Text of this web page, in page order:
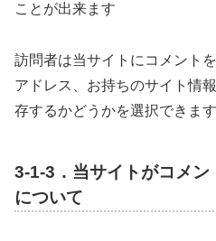
ことが出来ます
訪問者は当サイトにコメント
アドレス、お持ちのサイト情
存するかどうかを選択できます
3-1-3．当サイトがコメン
について